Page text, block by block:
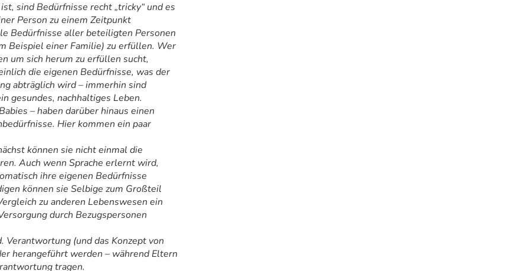
sind Bedürfnisse recht „tricky“ und es
Person zu einem Zeitpunkt
Bedürfnisse aller beteiligten Personen
Beispiel einer Familie) zu erfüllen. Wer
um sich herum zu erfüllen sucht,
die eigenen Bedürfnisse, was der
abträglich wird – immerhin sind
gesundes, nachhaltiges Leben.
– haben darüber hinaus einen
Hier kommen ein paar
können sie nicht einmal die
Auch wenn Sprache erlernt wird,
ihre eigenen Bedürfnisse
können sie Selbige zum Großteil
zu anderen Lebenswesen ein
durch Bezugspersonen
(und das Konzept von
herangeführt werden – während Eltern
tragen.